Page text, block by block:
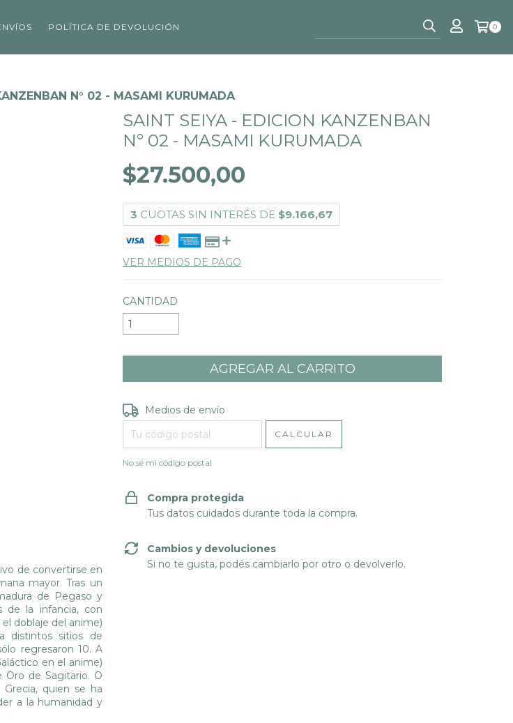
POLÍTICA DE DEVOLUCIÓN 0
N° 02 - MASAMI KURUMADA
de convertirse en
mayor. Tras un
de Pegaso y
de la infancia, con
doblaje del anime)
distintos sitios de
regresaron 10. A
en el anime)
Oro de Sagitario. O
quien se ha
a la humanidad y
SAINT SEIYA - EDICION KANZENBAN
N° 02 - MASAMI KURUMADA
$27.500,00
3 CUOTAS SIN INTERÉS DE $9.166,67
VER MEDIOS DE PAGO
CANTIDAD
Entregas para el CP:
Medios de envío
CALCULAR
No sé mi código postal
Compra protegida
Tus datos cuidados durante toda la compra.
Cambios y devoluciones
Si no te gusta, podés cambiarlo por otro o devolverlo.